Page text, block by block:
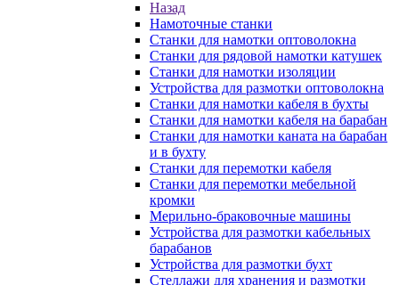
Назад
Намоточные станки
Станки для намотки оптоволокна
Станки для рядовой намотки катушек
Станки для намотки изоляции
Устройства для размотки оптоволокна
Станки для намотки кабеля в бухты
Станки для намотки кабеля на барабан
Станки для намотки каната на барабан
и в бухту
Станки для перемотки кабеля
Станки для перемотки мебельной
кромки
Мерильно-браковочные машины
Устройства для размотки кабельных
барабанов
Устройства для размотки бухт
Стеллажи для хранения и размотки